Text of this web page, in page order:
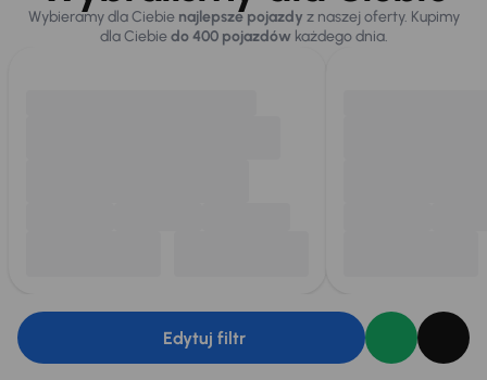
Wybieramy dla Ciebie najlepsze pojazdy z naszej oferty. Kupimy
dla Ciebiedo 400 pojazdówkażdego dnia.
Edytuj filtr